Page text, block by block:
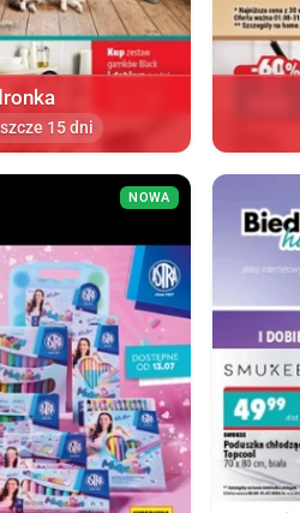
15 dni
NOWA